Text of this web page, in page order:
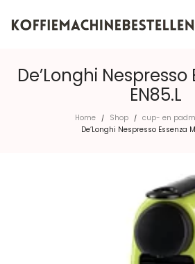
De’Longhi Nespresso
EN85.L
Home / Shop / cup- en
De’Longhi Nespresso Essenza